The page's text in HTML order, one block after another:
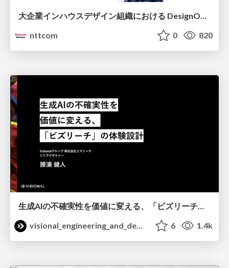
nttcom
0 820
生成AIの不確実性を価値に変える、「ビズリーチ」の体験設計 / KNOTS2026
visional_engineering_and_design
6 1.4k